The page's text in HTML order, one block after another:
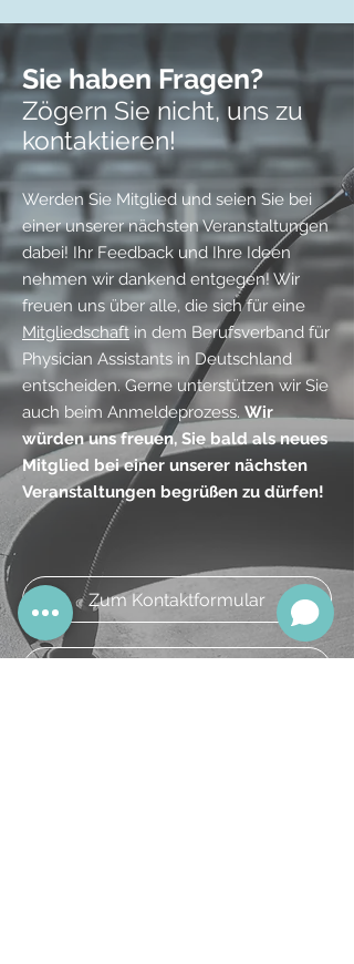
Sie haben Fragen?
Zögern Sie nicht, uns zu
kontaktieren!
Werden Sie Mitglied und seien Sie bei
einer unserer nächsten Veranstaltungen
dabei! Ihr Feedback und Ihre Ideen
nehmen wir dankend entgegen! Wir
freuen uns über alle, die sich für eine
Mitgliedschaft in dem Berufsverband für
Physician Assistants in Deutschland
entscheiden.Gerne unterstützen wir Sie
auch beim Anmeldeprozess. Wir
würden uns freuen, Sie bald als neues
Mitglied bei einer unserer nächsten
Veranstaltungen begrüßen zu dürfen!
Zum Kontaktformular